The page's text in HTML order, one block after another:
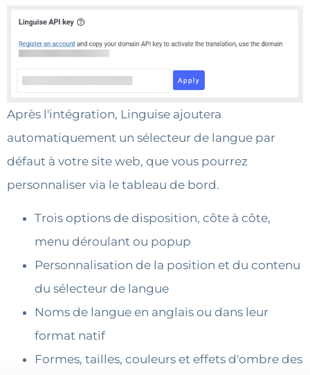
Après l'intégration, Linguise ajoutera
automatiquement un sélecteur de langue par
défaut à votre site web, que vous pourrez
personnaliser via le tableau de bord.
Trois options de disposition, côte à côte,
menu déroulant ou popup
Personnalisation de la position et du contenu
du sélecteur de langue
Noms de langue en anglais ou dans leur
format natif
Formes, tailles, couleurs et effets d'ombre des